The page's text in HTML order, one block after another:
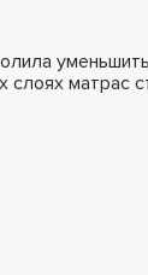
слоях матрас